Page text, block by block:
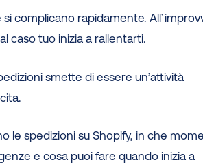
complicano rapidamente.
caso tuo inizia a rallentarti.
smette di essere un’attività
le spedizioni su Shopify, in che
e cosa puoi fare quando inizia a